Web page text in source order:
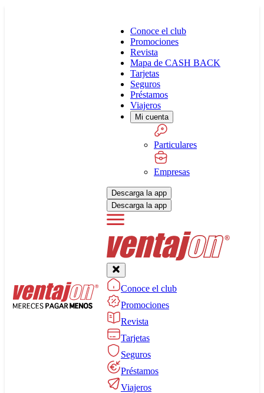
Conoce el club
Promociones
Revista
Mapa de CASH BACK
Tarjetas
Seguros
Préstamos
Viajeros
Mi cuenta
Particulares
Empresas
Descarga la app
Descarga la app
Conoce el club
Promociones
Revista
Tarjetas
Seguros
Préstamos
Viajeros